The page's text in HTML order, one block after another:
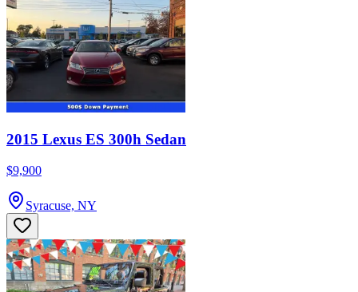
2015 Lexus ES 300h Sedan
$9,900
Syracuse, NY